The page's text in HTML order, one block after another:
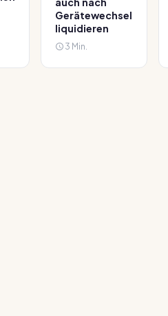
Gerätewechsel
liquidieren
3 Min.